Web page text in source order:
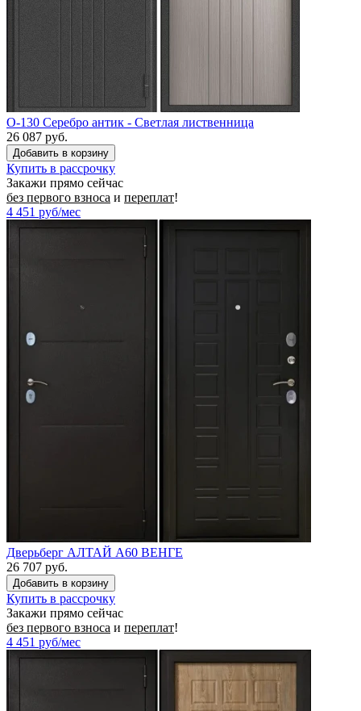
O-130 Серебро антик - Светлая лиственница
26 087 руб.
Купить в рассрочку
Закажи прямо сейчас
без первого взноса и переплат!
4 451 руб/мес
Дверьберг АЛТАЙ А60 ВЕНГЕ
26 707 руб.
Купить в рассрочку
Закажи прямо сейчас
без первого взноса и переплат!
4 451 руб/мес